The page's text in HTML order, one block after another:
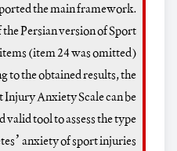
the main framework.
Persian version of Sport
(item 24 was omitted)
to the obtained results, the
Injury Anxiety Scale can be
valid tool to assess the type
anxiety of sport injuries.